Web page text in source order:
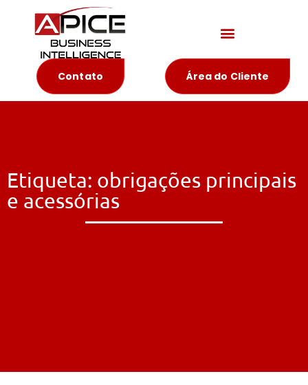
Contato Área do Cliente
Etiqueta: obrigações principais
e acessórias